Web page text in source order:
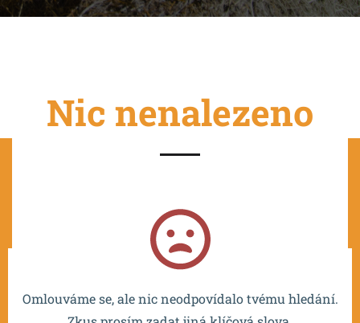
Nic nenalezeno
Omlouváme se, ale nic neodpovídalo tvému hledání.